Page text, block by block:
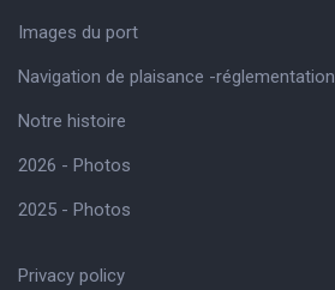
Images du port
Navigation de plaisance -réglementation
Notre histoire
2026 - Photos
2025 - Photos
Privacy policy